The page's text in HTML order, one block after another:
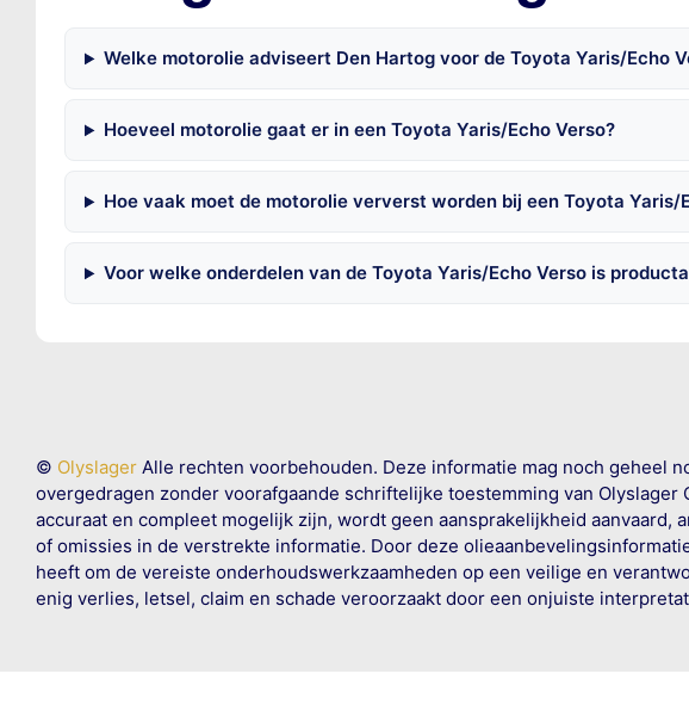
Welke motorolie adviseert Den Hartog voor de Toyota Yaris/Echo
Hoeveel motorolie gaat er in een Toyota Yaris/Echo Verso?
Hoe vaak moet de motorolie ververst worden bij een Toyota Yaris/
Voor welke onderdelen van de Toyota Yaris/Echo Verso is
© OlyslagerAlle rechten voorbehouden. Deze informatie mag noch geheel
overgedragen zonder voorafgaande schriftelijke toestemming van
accuraat en compleet mogelijk zijn, wordt geen aansprakelijkheid
of omissies in de verstrekte informatie. Door deze
heeft om de vereiste onderhoudswerkzaamheden op een veilige en
enig verlies, letsel, claim en schade veroorzaakt door een onjuiste